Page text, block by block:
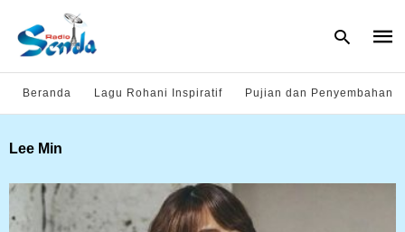
Beranda Lagu Rohani Inspiratif Pujian dan Penyembahan
Lee Min